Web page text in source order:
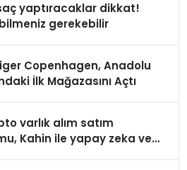
yaptıracaklar dikkat!
bilmeniz gerekebilir
Copenhagen, Anadolu
İlk Mağazasını Açtı
varlık alım satım
Kahin ile yapay zeka ve